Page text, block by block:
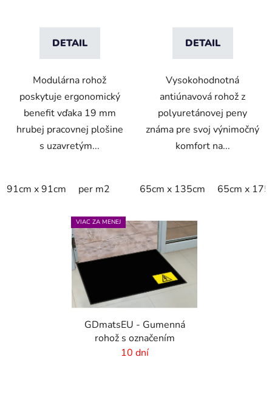
DETAIL
Modulárna rohož
poskytuje ergonomický
benefit vďaka 19 mm
hrubej pracovnej plošine
s uzavretým...
91cm x 91cm per m2
DETAIL
Vysokohodnotná
antiúnavová rohož z
polyuretánovej peny
známa pre svoj výnimočný
komfort na...
65cm x 135cm 65cm x
VIAC ZA MENEJ
GDmatsEU - Gumenná
rohož s označením
10 dní